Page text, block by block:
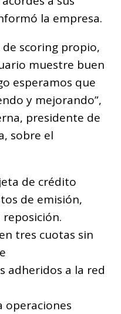
la empresa.
scoring propio,
muestre buen
esperamos que
y mejorando”,
presidente de
sobre el
de crédito
de emisión,
tres cuotas sin
adheridos a la red
operaciones